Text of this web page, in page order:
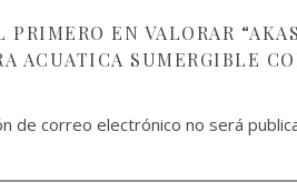
PRIMERO EN VALORAR
ACUATICA SUMERGIBLE
de correo electrónico no será